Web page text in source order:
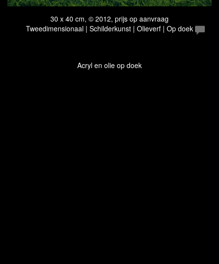
30 x 40 cm, © 2012, prijs op aanvraag
Tweedimensionaal | Schilderkunst | Olieverf | Op doek
Acryl en olie op doek